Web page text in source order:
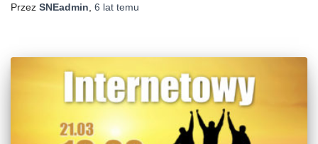
Przez SNEadmin 6 lat temu